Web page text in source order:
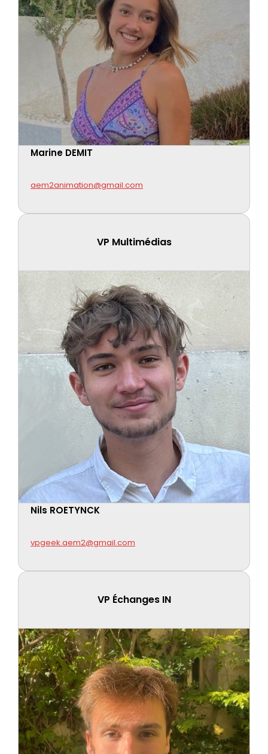
Marine DEMIT
aem2animation@gmail.com
VP Multimédias
Nils ROETYNCK
vpgeek.aem2@gmail.com
VP Échanges IN